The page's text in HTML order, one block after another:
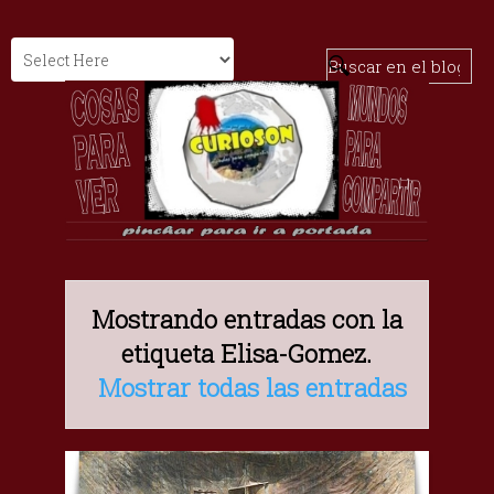
Mostrando entradas con la
etiqueta Elisa-Gomez.
Mostrar todas las entradas